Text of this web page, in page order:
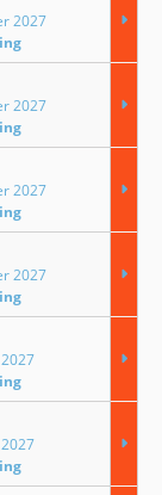
2027
2027
2027
2027